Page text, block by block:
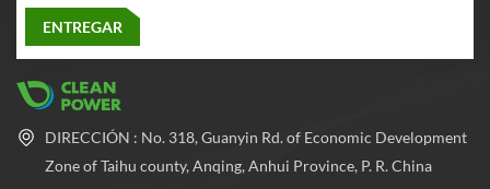
DIRECCIÓN : No. 318, Guanyin Rd. of Economic Development
Zone of Taihu county, Anqing, Anhui Province, P. R. China